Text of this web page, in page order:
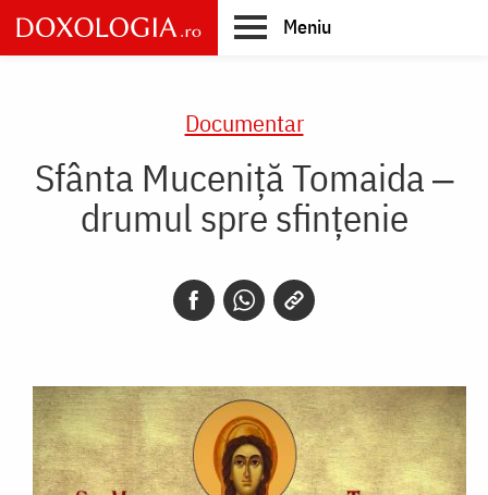
Skip
to
main
Meniu
Documentar
Sfânta Muceniță Tomaida ‒
drumul spre sfințenie